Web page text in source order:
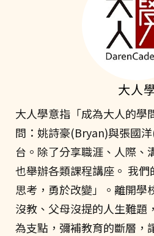
大人
大人學意指「成為大人的學
問：姚詩豪(Bryan)與張國
台。除了分享職涯、人際、
也舉辦各類課程講座。 我
思考，勇於改變」。離開學
沒教、父母沒提的人生難題
為支點，彌補教育的斷層，